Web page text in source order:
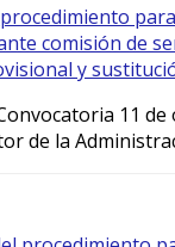
comisión de
y
11 de
de la